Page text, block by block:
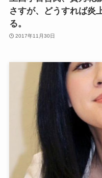
さすが、どうすれば炎
る。
2017年11月30日